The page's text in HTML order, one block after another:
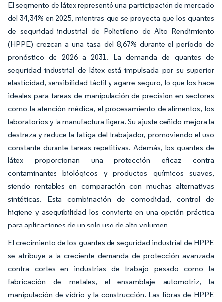
El segmento de látex representó una participación de mercado
del 34,34% en 2025, mientras que se proyecta que los guantes
de seguridad industrial de Polietileno de Alto Rendimiento
(HPPE) crezcan a una tasa del 8,67% durante el período de
pronóstico de 2026 a 2031. La demanda de guantes de
seguridad industrial de látex está impulsada por su superior
elasticidad, sensibilidad táctil y agarre seguro, lo que los hace
ideales para tareas de manipulación de precisión en sectores
como la atención médica, el procesamiento de alimentos, los
laboratorios y la manufactura ligera. Su ajuste ceñido mejora la
destreza y reduce la fatiga del trabajador, promoviendo el uso
constante durante tareas repetitivas. Además, los guantes de
látex proporcionan una protección eficaz contra
contaminantes biológicos y productos químicos suaves,
siendo rentables en comparación con muchas alternativas
sintéticas. Esta combinación de comodidad, control de
higiene y asequibilidad los convierte en una opción práctica
para aplicaciones de un solo uso de alto volumen.
El crecimiento de los guantes de seguridad industrial de HPPE
se atribuye a la creciente demanda de protección avanzada
contra cortes en industrias de trabajo pesado como la
fabricación de metales, el ensamblaje automotriz, la
manipulación de vidrio y la construcción. Las fibras de HPPE